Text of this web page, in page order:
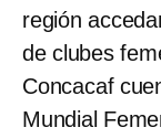
región
de clubes
Concacaf
Mundial